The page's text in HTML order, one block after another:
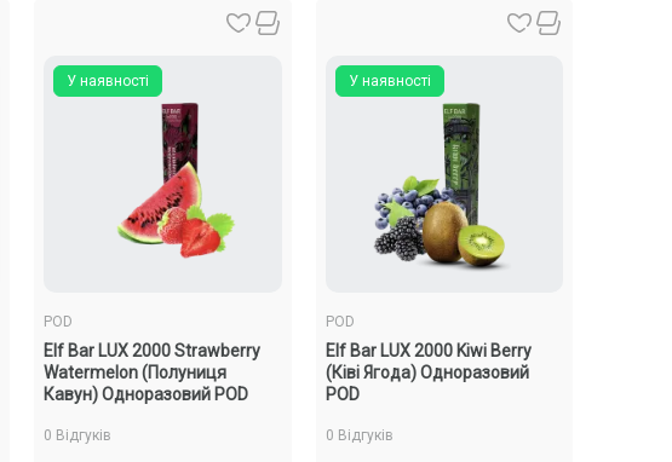
У наявності
POD
Elf Bar LUX 2000 Strawberry
Watermelon (Полуниця
Кавун) Одноразовий POD
0 Відгуків
У наявності
POD
Elf Bar LUX 2000 Kiwi Berry
(Ківі Ягода) Одноразовий
POD
0 Відгуків